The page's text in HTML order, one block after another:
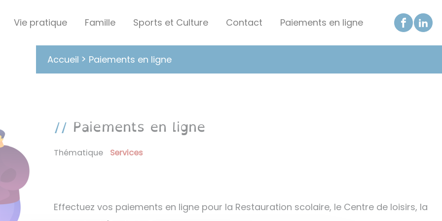
Vie pratique Famille Sports et Culture Contact Paiements en ligne
Accueil Paiements en ligne
Paiements en ligne
Thématique Services
Effectuez vos paiements en ligne pour la Restauration scolaire, le Centre de loisirs, la